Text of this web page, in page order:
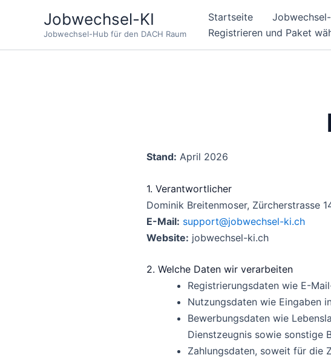
Jobwechsel-KI
Jobwechsel-Hub für den DACH Raum
Startseite
Registrieren und Paket
Stand: April 2026
1. Verantwortlicher
Dominik Breitenmoser, Zürcherstrasse
E-Mail: support@jobwechsel-ki.ch
Website: jobwechsel-ki.ch
2. Welche Daten wir verarbeiten
Registrierungsdaten wie E-
Nutzungsdaten wie Eingaben
Bewerbungsdaten wie
Dienstzeugnis sowie sonstige
Zahlungsdaten, soweit für die